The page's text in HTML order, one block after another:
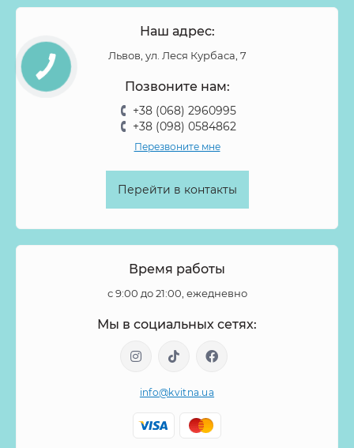
Наш адрес:
Львов, ул. Леся Курбаса, 7
Позвоните нам:
+38 (068) 2960995
+38 (098) 0584862
Перезвоните мне
Перейти в контакты
Время работы
с 9:00 до 21:00, ежедневно
Мы в социальных сетях:
info@kvitna.ua